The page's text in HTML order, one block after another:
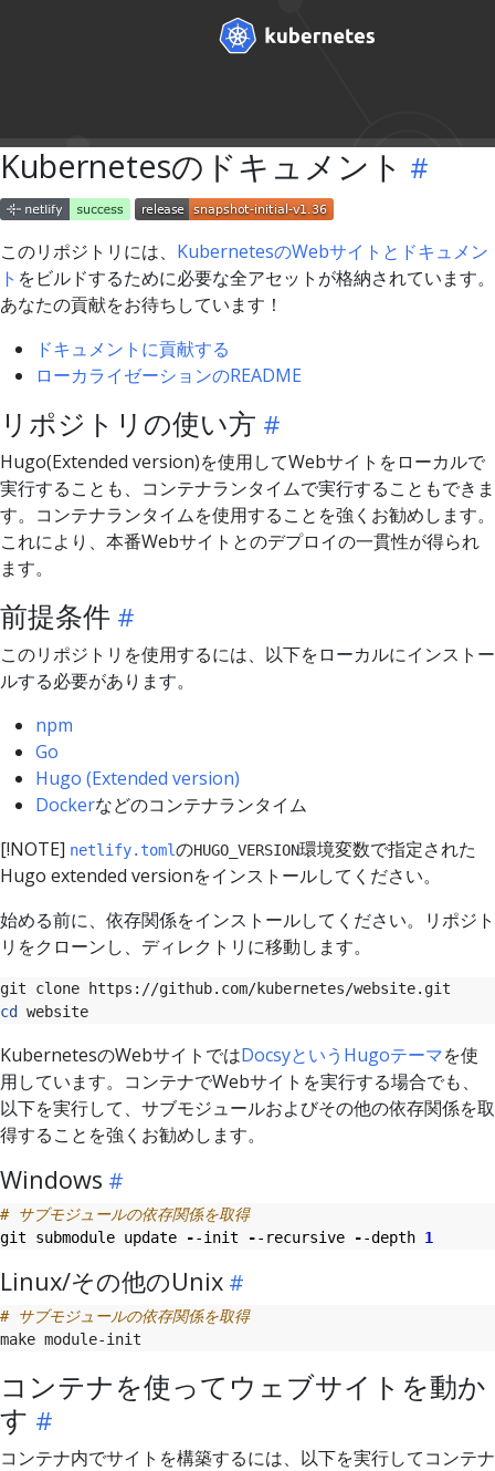
Kubernetesのドキュメント
このリポジトリには、 KubernetesのWebサイトとドキュメン
ト をビルドするために必要な全アセットが格納されています。
あなたの貢献をお待ちしています！
ドキュメントに貢献する
ローカライゼーションのREADME
リポジトリの使い方
Hugo(Extended version)を使用してWebサイトをローカルで
実行することも、コンテナランタイムで実行することもできま
す。コンテナランタイムを使用することを強くお勧めします。
これにより、本番Webサイトとのデプロイの一貫性が得られ
ます。
前提条件
このリポジトリを使用するには、以下をローカルにインストー
ルする必要があります。
npm
Go
Hugo (Extended version)
Dockerなどのコンテナランタイム
[!NOTE] netlify.tomlのHUGO_VERSION環境変数で指定された
Hugo extended versionをインストールしてください。
始める前に、依存関係をインストールしてください。リポジト
リをクローンし、ディレクトリに移動します。
cd
KubernetesのWebサイトではDocsyというHugoテーマを使
用しています。コンテナでWebサイトを実行する場合でも、
以下を実行して、サブモジュールおよびその他の依存関係を取
得することを強くお勧めします。
Windows
# サブモジュールの依存関係を取得
git
submodule update --init --recursive --depth 1
Linux/その他のUnix
# サブモジュールの依存関係を取得
コンテナを使ってウェブサイトを動か
す
コンテナ内でサイトを構築するには、以下を実行してコンテナ